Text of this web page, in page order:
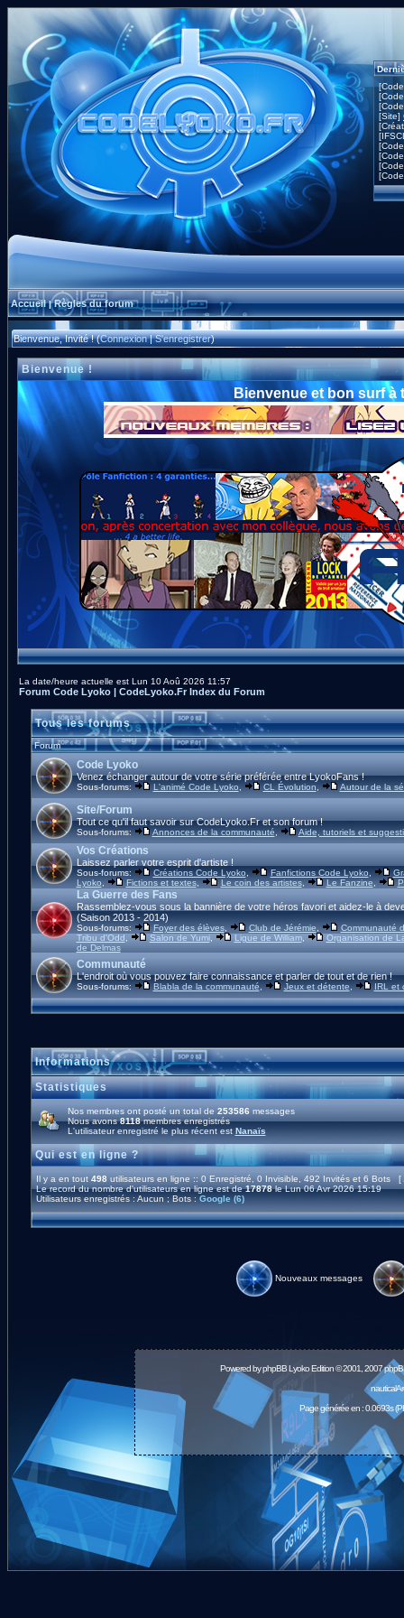
[Site]
Accueil|Règles du forum
Bienvenue, Invité ! (Connexion|S'enregistrer)
Bienvenue !
Bienvenue et bon surf à
La date/heure actuelle est Lun 10 Aoû 2026 11:57
Forum Code Lyoko | CodeLyoko.Fr Index du Forum
Tous les forums
Forum
Code Lyoko
Venez échanger autour de votre série préférée entre LyokoFans !
Sous-forums: L'animé Code Lyoko, CL Évolution Autour de la
Site/Forum
Tout ce qu'il faut savoir sur CodeLyoko.Fr et son forum !
Sous-forums: Annonces de la communauté, Aide, tutoriels et
Vos Créations
Laissez parler votre esprit d'artiste !
Sous-forums: Créations Code Lyoko, Fanfictions Code Lyoko,
Lyoko, Fictions et textes, Le coin des artistes, Le Fanzine
La Guerre des Fans
Rassemblez-vous sous la bannière de votre héros favori et aidez-le à
(Saison 2013 - 2014)
Sous-forums: Foyer des élèves, Club de Jérémie
Communauté
Tribu d'Odd
Salon de Yumi, Ligue de William,
Organisation de
de Delmas
Communauté
L'endroit où vous pouvez faire connaissance et parler de tout et de rien !
Sous-forums: Blabla de la communauté, Jeux et détente, IRL et
Informations
Statistiques
Nos membres ont posté un total de 253586 messages
Nous avons8118membres enregistrés
L'utilisateur enregistré le plus récent est Nanaïs
Qui est en ligne ?
Il y a en tout 498 utilisateurs en ligne :: 0 Enregistré, 0 Invisible, 492 Invités et 6 Bots [
Le record du nombre d'utilisateurs en ligne est de17878le Lun 06 Avr 2026 15:19
Utilisateurs enregistrés : Aucun ; Bots : Google (6)
Nouveaux messages
Powered byphpBBLyoko Edition © 2001, 2007
Page générée en : 0.0693s